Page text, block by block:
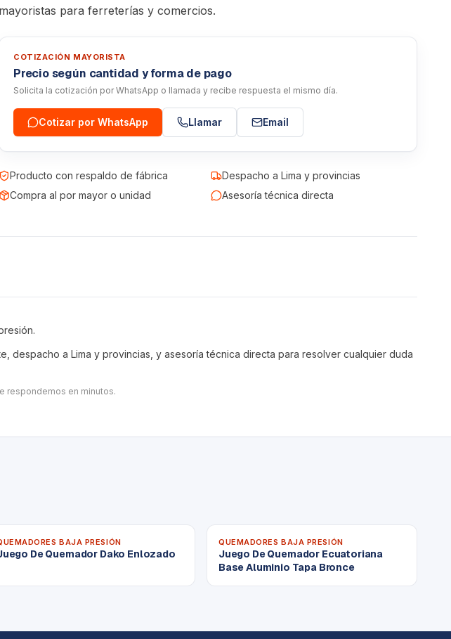
mayoristas para ferreterías y comercios.
COTIZACIÓN MAYORISTA
Precio según cantidad y forma de pago
Solicita la cotización por WhatsApp o llamada y recibe respuesta el mismo día.
Cotizar por WhatsApp Llamar Email
Producto con respaldo de fábrica
Despacho a Lima y provincias
Compra al por mayor o unidad
Asesoría técnica directa
.
a Lima y provincias, y asesoría técnica directa para resolver cualquier duda
respondemos en minutos.
BAJA PRESIÓN
De Quemador Dako Enlozado
QUEMADORES BAJA PRESIÓN
Juego De Quemador Ecuatoriana
Base Aluminio Tapa Bronce